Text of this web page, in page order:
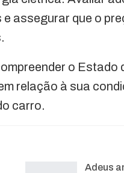
assegurar que o
o Estado
relação à sua
carro.
Adeus